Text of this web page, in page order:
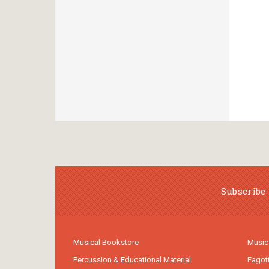
Musical Bookstore
Percussion & Educational Material